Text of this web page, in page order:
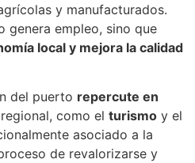
y manufacturados.
genera empleo, sino que
local y mejora la calidad
del puerto repercute en
como el turismo y el
asociado a la
de revalorizarse y